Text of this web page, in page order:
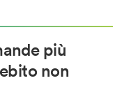
più
non